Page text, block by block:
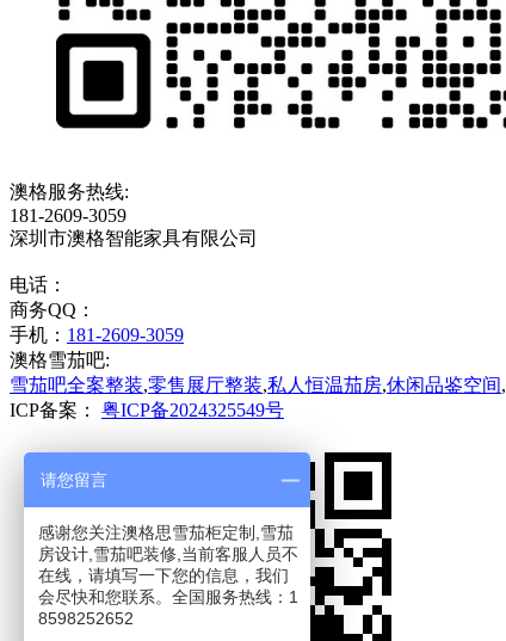
澳格服务热线:
181-2609-3059
深圳市澳格智能家具有限公司
电话：
商务QQ：
手机： 181-2609-3059
澳格雪茄吧:
雪茄吧全案整装,零售展厅整装,私人恒温茄房,休闲品鉴空间,
ICP备案：
粤ICP备2024325549号
请您留言
感谢您关注澳格思雪茄柜定制,雪茄
房设计,雪茄吧装修,当前客服人员不
在线，请填写一下您的信息，我们
会尽快和您联系。全国服务热线：1
8598252652